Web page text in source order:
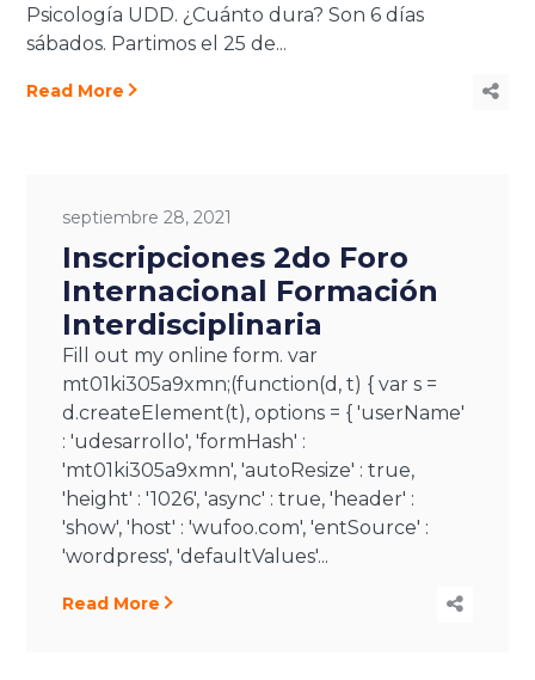
Psicología UDD. ¿Cuánto dura? Son 6 días
sábados. Partimos el 25 de...
Read More
septiembre 28, 2021
Inscripciones 2do Foro
Internacional Formación
Interdisciplinaria
Fill out my online form. var
mt01ki305a9xmn;(function(d, t) { var s =
d.createElement(t), options = { 'userName'
: 'udesarrollo', 'formHash' :
'mt01ki305a9xmn', 'autoResize' : true,
'height' : '1026', 'async' : true, 'header' :
'show', 'host' : 'wufoo.com', 'entSource' :
'wordpress', 'defaultValues'...
Read More